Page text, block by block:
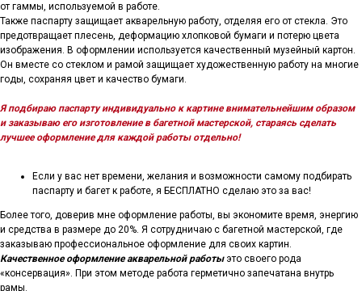
от гаммы, используемой в работе.
Также паспарту защищает акварельную работу, отделяя его от стекла. Это
предотвращает плесень, деформацию хлопковой бумаги и потерю цвета
изображения. В оформлении используется качественный музейный картон.
Он вместе со стеклом и рамой защищает художественную работу на многие
годы, сохраняя цвет и качество бумаги.
Я подбираю паспарту индивидуально к картине внимательнейшим образом
и заказываю его изготовление в багетной мастерской, стараясь сделать
лучшее оформление для каждой работы отдельно!
Если у вас нет времени, желания и возможности самому подбирать
паспарту и багет к работе, я БЕСПЛАТНО сделаю это за вас!
Более того, доверив мне оформление работы, вы экономите время, энергию
и средства в размере до 20%. Я сотрудничаю с багетной мастерской, где
заказываю профессиональное оформление для своих картин.
Качественное оформление акварельной работы это своего рода
«консервация». При этом методе работа герметично запечатана внутрь
рамы.